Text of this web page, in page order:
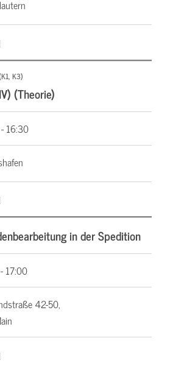
K3)
(Theorie)
16:30
in der Spedition
17:00
42-50,